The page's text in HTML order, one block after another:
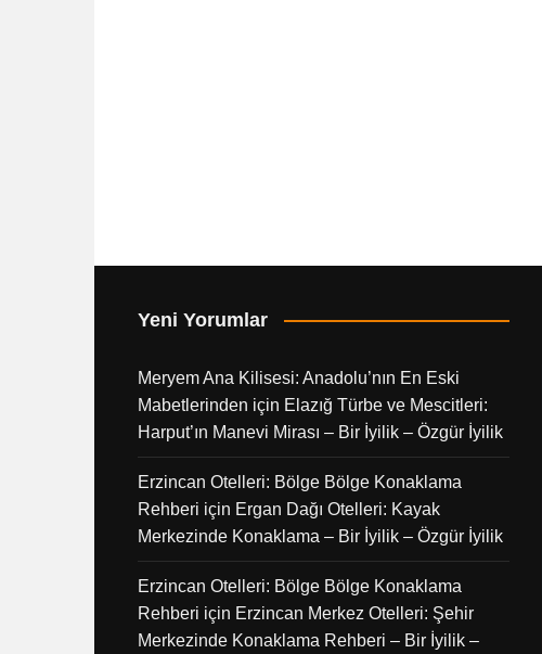
Yeni Yorumlar
Meryem Ana Kilisesi: Anadolu’nın En Eski
Mabetlerinden için Elazığ Türbe ve Mescitleri:
Harput’ın Manevi Mirası – Bir İyilik – Özgür İyilik
Erzincan Otelleri: Bölge Bölge Konaklama
Rehberi için Ergan Dağı Otelleri: Kayak
Merkezinde Konaklama – Bir İyilik – Özgür İyilik
Erzincan Otelleri: Bölge Bölge Konaklama
Rehberi için Erzincan Merkez Otelleri: Şehir
Merkezinde Konaklama Rehberi – Bir İyilik –